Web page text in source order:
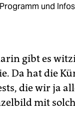
Programm und
gibt es
Da hat die
die wir ja
mit